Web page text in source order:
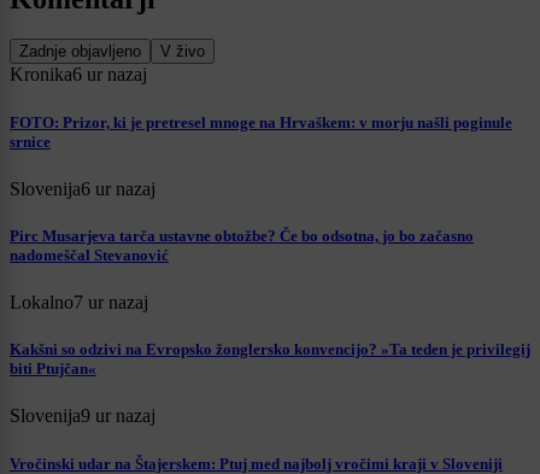
Zadnje objavljeno V živo
Kronika6 ur nazaj
FOTO: Prizor, ki je pretresel mnoge na Hrvaškem: v morju našli poginule
srnice
Slovenija6 ur nazaj
Pirc Musarjeva tarča ustavne obtožbe? Če bo odsotna, jo bo začasno
nadomeščal Stevanović
Lokalno7 ur nazaj
Kakšni so odzivi na Evropsko žonglersko konvencijo? »Ta teden je privilegij
biti Ptujčan«
Slovenija9 ur nazaj
Vročinski udar na Štajerskem: Ptuj med najbolj vročimi kraji v Sloveniji